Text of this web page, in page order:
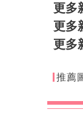
更多
更多
更多
推薦